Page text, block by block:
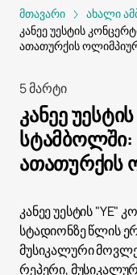
მთავარი
ახალი
კანეე უესტის
ათათურქის
5 მარტი
კანეე
სტამბოლში:
ათათურქის
კანეე უესტის "YE"
სტადიონზე წლის
მუსიკალური
რეპერი,